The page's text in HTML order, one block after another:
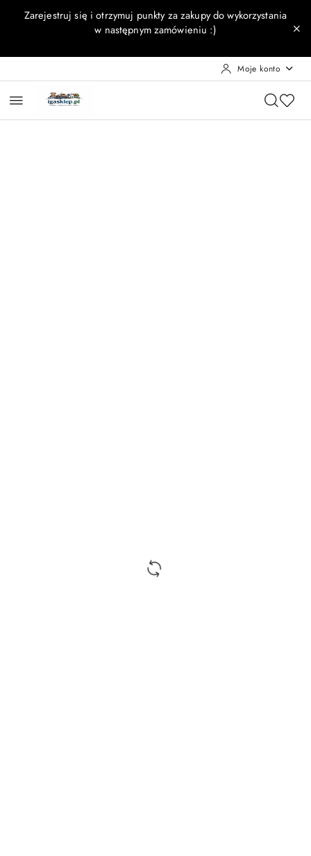
Przejdź do treści głównej
Przejdź do wyszukiwarki
Przejdź do moje konto
Przejdź do menu głównego
Przejdź do opisu produktu
Przejdź do stopki
Zarejestruj się i otrzymuj punkty za zakupy do wykorzystania
w następnym zamówieniu :)
Moje konto